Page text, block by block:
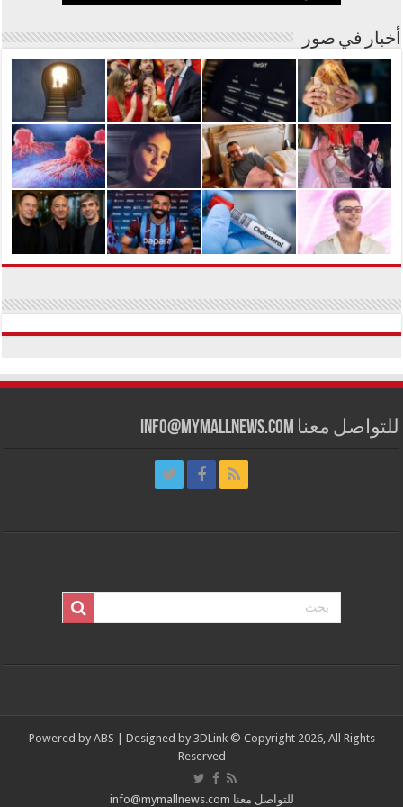
أخبار في صور
للتواصل معنا info@mymallnews.com
Powered by ABS | Designed by 3DLink© Copyright 2026, All Rights
Reserved
للتواصل معنا info@mymallnews.com